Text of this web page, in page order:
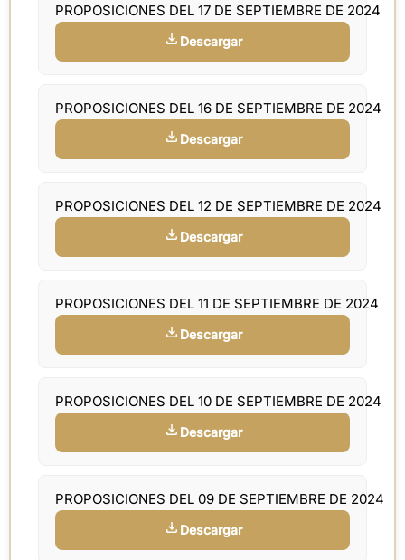
PROPOSICIONES DEL 17 DE SEPTIEMBRE DE 2024
Descargar
PROPOSICIONES DEL 16 DE SEPTIEMBRE DE 2024
Descargar
PROPOSICIONES DEL 12 DE SEPTIEMBRE DE 2024
Descargar
PROPOSICIONES DEL 11 DE SEPTIEMBRE DE 2024
Descargar
PROPOSICIONES DEL 10 DE SEPTIEMBRE DE 2024
Descargar
PROPOSICIONES DEL 09 DE SEPTIEMBRE DE 2024
Descargar